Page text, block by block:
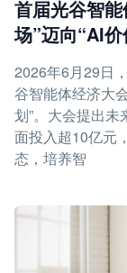
首届光谷智
场”迈向“AI价
2026年6月29日
谷智能体经济大
划”。大会提出
面投入超10亿元
态，培养智